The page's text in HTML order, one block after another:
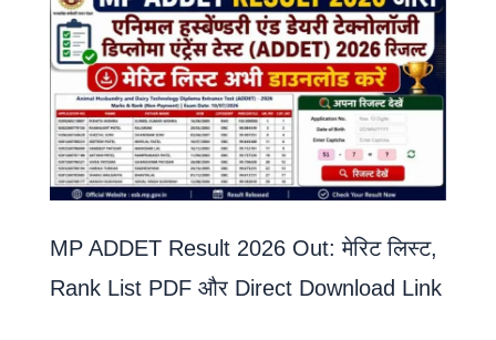
MP ADDET Result 2026 Out: मेरिट लिस्ट,
Rank List PDF और Direct Download Link